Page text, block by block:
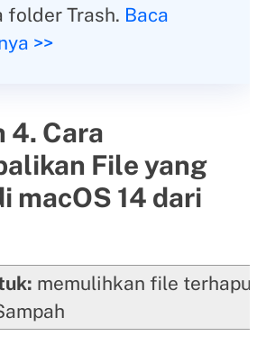
folder Trash. Baca
>>
4. Cara
File yang
macOS 14 dari
memulihkan file terhapus